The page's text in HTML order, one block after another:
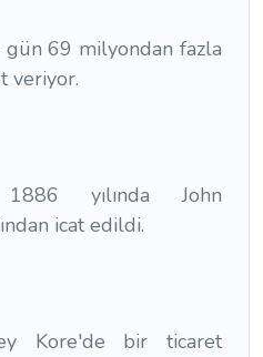
gün 69 milyondan fazla
veriyor.
yılında John
icat edildi.
Kore'de bir ticaret